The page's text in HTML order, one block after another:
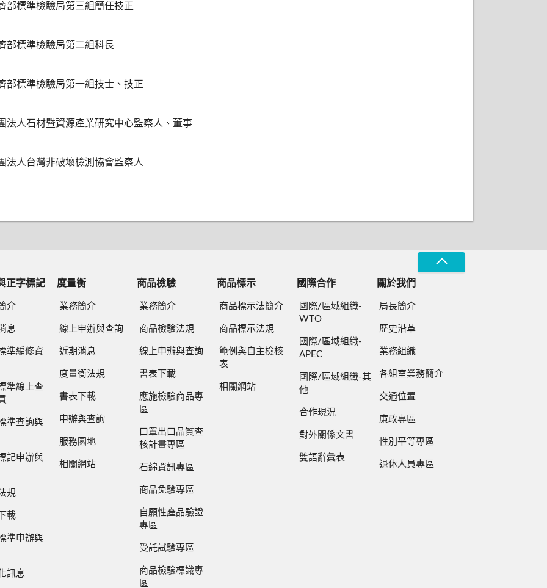
部標準檢驗局第三組簡任技正
部標準檢驗局第二組科長
部標準檢驗局第一組技士、技正
法人石材暨資源產業研究中心監察人、董事
法人台灣非破壞檢測協會監察人
正字標記
介
息
準編修資
準線上查
準查詢與
記申辦與
規
載
準申辦與
訊息
度量衡
業務簡介
線上申辦與查詢
近期消息
度量衡法規
書表下載
申辦與查詢
服務園地
相關網站
商品檢驗
業務簡介
商品檢驗法規
線上申辦與查詢
書表下載
應施檢驗商品專
區
口罩出口品質查
核計畫專區
石綿資訊專區
商品免驗專區
自願性產品驗證
專區
受託試驗專區
商品檢驗標識專
區
商品標示
商品標示法簡介
商品標示法規
範例與自主檢核
表
相關網站
國際合作
國際/區域組織-
WTO
國際/區域組織-
APEC
國際/區域組織-其
他
合作現況
對外關係文書
雙語辭彙表
關於我們
局長簡介
歷史沿革
業務組織
各組室業務簡介
交通位置
廉政專區
性別平等專區
退休人員專區